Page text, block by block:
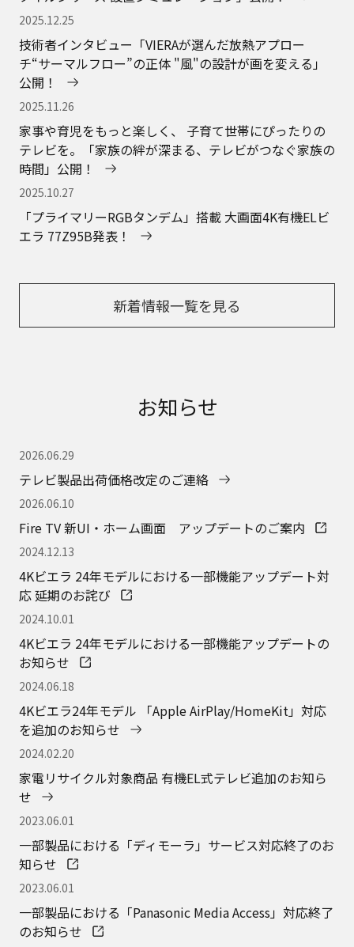
2025.12.25
技術者インタビュー「VIERAが選んだ放熱アプロー
チ“サーマルフロー”の正体 "風"の設計が画を変える」
公開！
2025.11.26
家事や育児をもっと楽しく、 子育て世帯にぴったりの
テレビを。「家族の絆が深まる、テレビがつなぐ家族の
時間」公開！
2025.10.27
「プライマリーRGBタンデム」搭載 大画面4K有機ELビ
エラ 77Z95B発表！
新着情報一覧を見る
お知らせ
2026.06.29
テレビ製品出荷価格改定のご連絡
2026.06.10
Fire TV 新UI・ホーム画面 アップデートのご案内
2024.12.13
4Kビエラ 24年モデルにおける一部機能アップデート対
応 延期のお詫び
2024.10.01
4Kビエラ 24年モデルにおける一部機能アップデートの
お知らせ
2024.06.18
4Kビエラ24年モデル 「Apple AirPlay/HomeKit」対応
を追加のお知らせ
2024.02.20
家電リサイクル対象商品 有機EL式テレビ追加のお知ら
せ
2023.06.01
一部製品における「ディモーラ」サービス対応終了のお
知らせ
2023.06.01
一部製品における「Panasonic Media Access」対応終了
のお知らせ